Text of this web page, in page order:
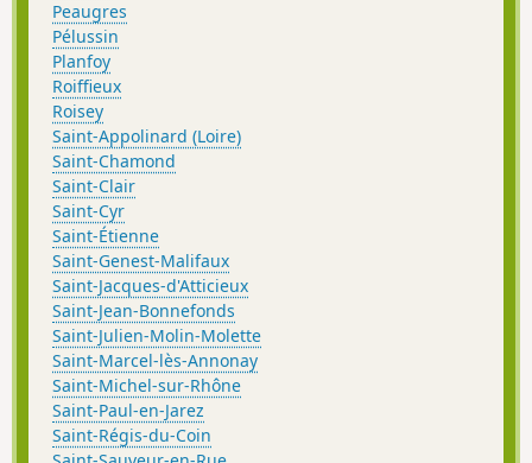
Peaugres
Pélussin
Planfoy
Roiffieux
Roisey
Saint-Appolinard (Loire)
Saint-Chamond
Saint-Clair
Saint-Cyr
Saint-Étienne
Saint-Genest-Malifaux
Saint-Jacques-d'Atticieux
Saint-Jean-Bonnefonds
Saint-Julien-Molin-Molette
Saint-Marcel-lès-Annonay
Saint-Michel-sur-Rhône
Saint-Paul-en-Jarez
Saint-Régis-du-Coin